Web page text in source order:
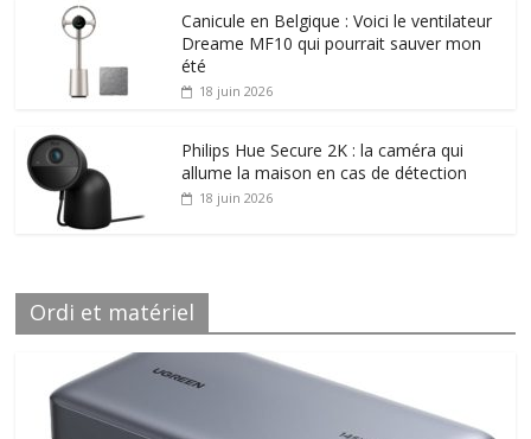
Canicule en Belgique : Voici le ventilateur
Dreame MF10 qui pourrait sauver mon
été
18 juin 2026
Philips Hue Secure 2K : la caméra qui
allume la maison en cas de détection
18 juin 2026
Ordi et matériel